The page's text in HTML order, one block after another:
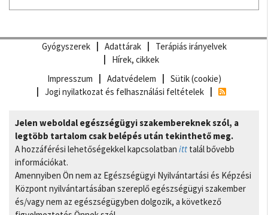
Gyógyszerek Adattárak
Terápiás irányelvek
Hírek, cikkek
Impresszum
Adatvédelem
Sütik (cookie)
Jogi nyilatkozat és felhasználási feltételek
Jelen weboldal egészségügyi szakembereknek szól, a
legtöbb tartalom csak belépés után tekinthető meg.
A hozzáférési lehetőségekkel kapcsolatban itt talál bővebb
információkat.
Amennyiben Ön nem az Egészségügyi Nyilvántartási és Képzési
Központ nyilvántartásában szereplő egészségügyi szakember
és/vagy nem az egészségügyben dolgozik, a következő